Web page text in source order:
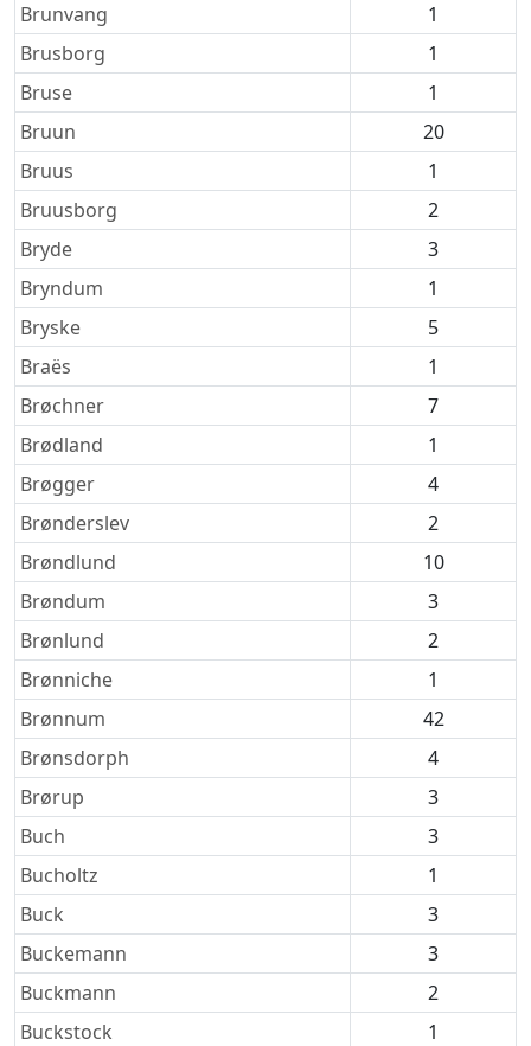
Brunvang
1
Brusborg
1
Bruse
1
Bruun
20
Bruus
1
Bruusborg
2
Bryde
3
Bryndum
1
Bryske
5
Braës
1
Brøchner
7
Brødland
1
Brøgger
4
Brønderslev
2
Brøndlund
10
Brøndum
3
Brønlund
2
Brønniche
1
Brønnum
42
Brønsdorph
4
Brørup
3
Buch
3
Bucholtz
1
Buck
3
Buckemann
3
Buckmann
2
Buckstock
1